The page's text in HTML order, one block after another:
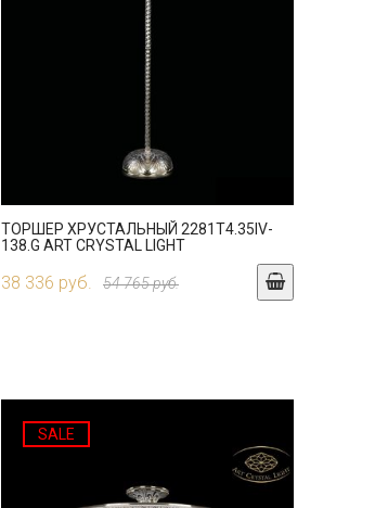
ТОРШЕР ХРУСТАЛЬНЫЙ 2281T4.35IV-
138.G ART CRYSTAL LIGHT
38 336 руб. 54 765 руб.
SALE